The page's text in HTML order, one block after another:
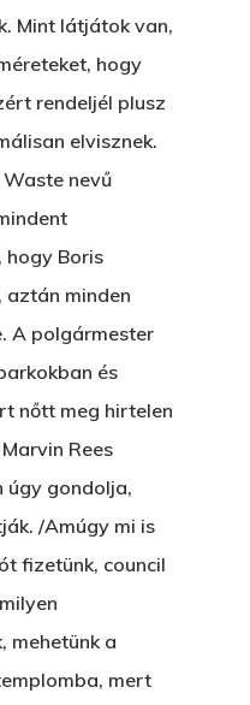
Mint látjátok van,
hogy
rendeljél plusz
elvisznek.
nevű
hogy Boris
aztán minden
A polgármester
és
nőtt meg hirtelen
Rees
úgy gondolja,
/Amúgy mi is
fizetünk, council
mehetünk a
mert